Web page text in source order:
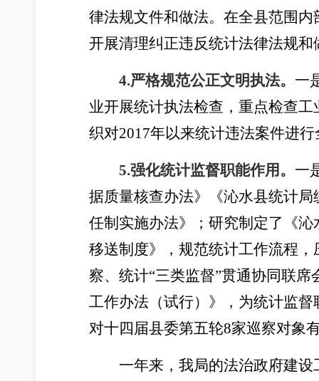
律法规文件和做法。在全县范围
开展清理纠正违反统计法律法规
4.严格规范公正文明执法。 一
业开展统计执法检查，重点检查
织对2017年以来统计违法案件进
5.强化统计监督职能作用。 一
据质量核查办法》《沁水县统计
任制实施办法》；研究制定了《
移送制度》，规范统计工作流程
察、统计“三类监督”贯通协同联
工作办法（试行）》，为统计监
对十四届县委第五轮8家巡察对象
一年来，我局的法治政府建